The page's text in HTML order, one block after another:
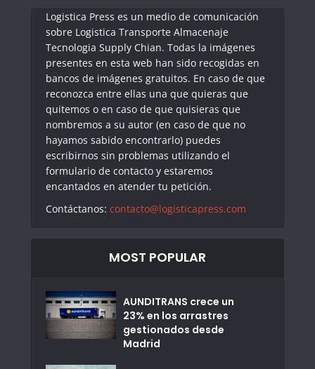
Logistica Press es un medio de comunicación
sobre Logistica Transporte Almacenaje
Tecnologia Supply Chian. Todas la imágenes
presentes en esta web han sido recogidas en
bancos de imágenes gratuitos. En caso de que
reconozca entre ellas una que quieras que
quitemos o en caso de que quisieras que
nombremos a su autor (en caso de que no
hayamos sabido encontrarlo) puedes
escribirnos sin problemas utilizando el
formulario de contacto y estaremos
encantados en atender tu petición.
Contáctanos: contacto@logisticapress.com
MOST POPULAR
AUNDITRANS crece un
23% en los arrastres
gestionados desde
Madrid